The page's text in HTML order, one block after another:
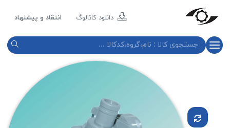
دانلود کاتالوگ انتقاد و پیشنهاد